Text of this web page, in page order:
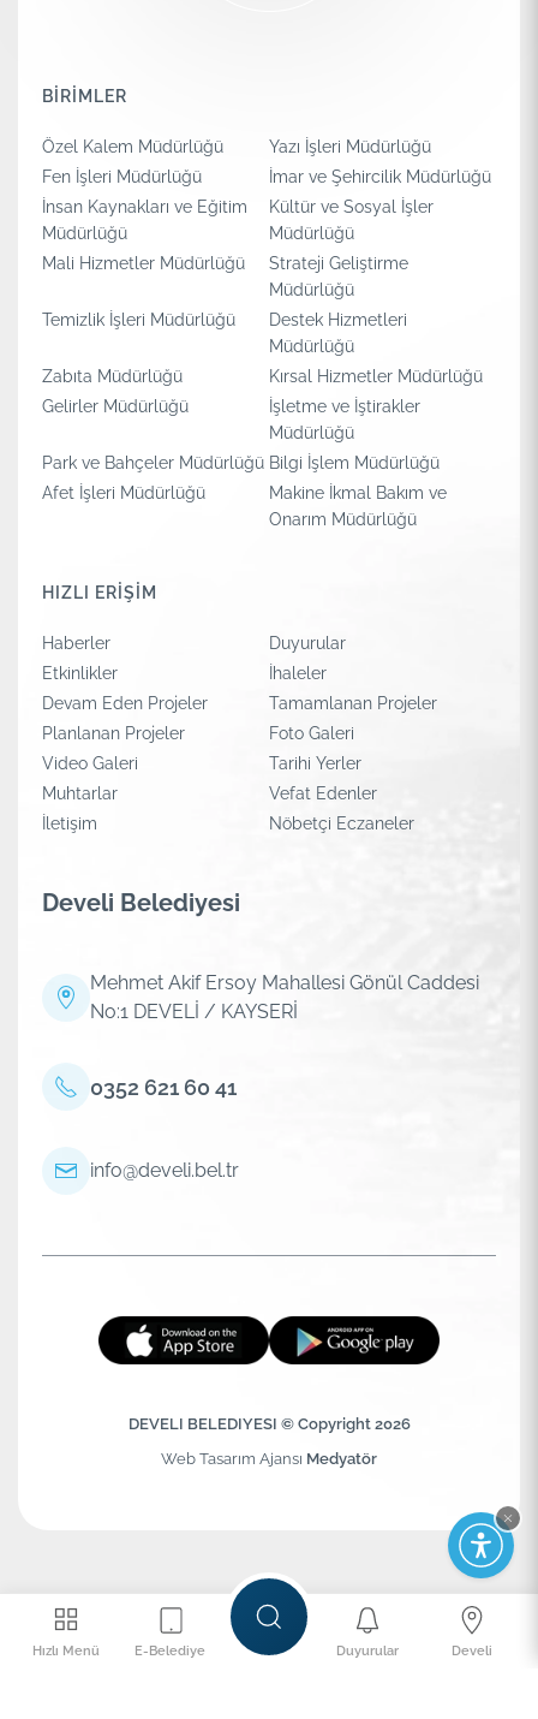
Hızlı Menü E-Belediye Duyurular Develi
BİRİMLER
Özel Kalem Müdürlüğü
Yazı İşleri Müdürlüğü
Fen İşleri Müdürlüğü
İmar ve Şehircilik Müdürlüğü
İnsan Kaynakları ve Eğitim
Müdürlüğü
Kültür ve Sosyal İşler
Müdürlüğü
Mali Hizmetler Müdürlüğü
Strateji Geliştirme
Müdürlüğü
Temizlik İşleri Müdürlüğü
Destek Hizmetleri
Müdürlüğü
Zabıta Müdürlüğü
Kırsal Hizmetler Müdürlüğü
Gelirler Müdürlüğü
İşletme ve İştirakler
Müdürlüğü
Park ve Bahçeler Müdürlüğü Bilgi İşlem Müdürlüğü
Afet İşleri Müdürlüğü
Makine İkmal Bakım ve
Onarım Müdürlüğü
HIZLI ERİŞİM
Haberler
Duyurular
Etkinlikler
İhaleler
Devam Eden Projeler
Tamamlanan Projeler
Planlanan Projeler
Foto Galeri
Video Galeri
Tarihi Yerler
Muhtarlar
Vefat Edenler
İletişim
Nöbetçi Eczaneler
Develi Belediyesi
Mehmet Akif Ersoy Mahallesi Gönül Caddesi
No:1 DEVELİ / KAYSERİ
0352 621 60 41
info@develi.bel.tr
DEVELI BELEDIYESI © Copyright 2026
Web Tasarım Ajansı Medyatör